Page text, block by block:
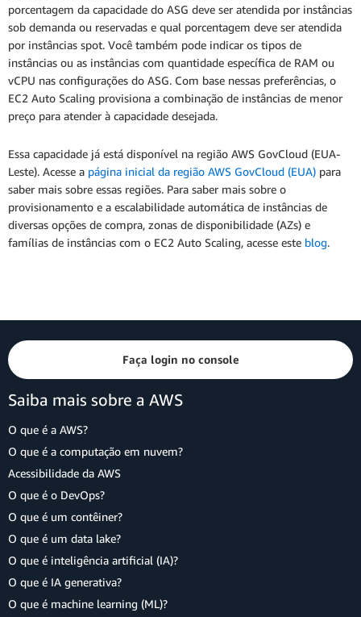
porcentagem da capacidade do ASG deve ser atendida por instâncias
sob demanda ou reservadas e qual porcentagem deve ser atendida
por instâncias spot. Você também pode indicar os tipos de
instâncias ou as instâncias com quantidade específica de RAM ou
vCPU nas configurações do ASG. Com base nessas preferências, o
EC2 Auto Scaling provisiona a combinação de instâncias de menor
preço para atender à capacidade desejada.
Essa capacidade já está disponível na região AWS GovCloud (EUA-
Leste). Acesse a página inicial da região AWS GovCloud (EUA) para
saber mais sobre essas regiões. Para saber mais sobre o
provisionamento e a escalabilidade automática de instâncias de
diversas opções de compra, zonas de disponibilidade (AZs) e
famílias de instâncias com o EC2 Auto Scaling, acesse este blog.
Faça login no console
Saiba mais sobre a AWS
O que é a AWS?
O que é a computação em nuvem?
Acessibilidade da AWS
O que é o DevOps?
O que é um contêiner?
O que é um data lake?
O que é inteligência artificial (IA)?
O que é IA generativa?
O que é machine learning (ML)?